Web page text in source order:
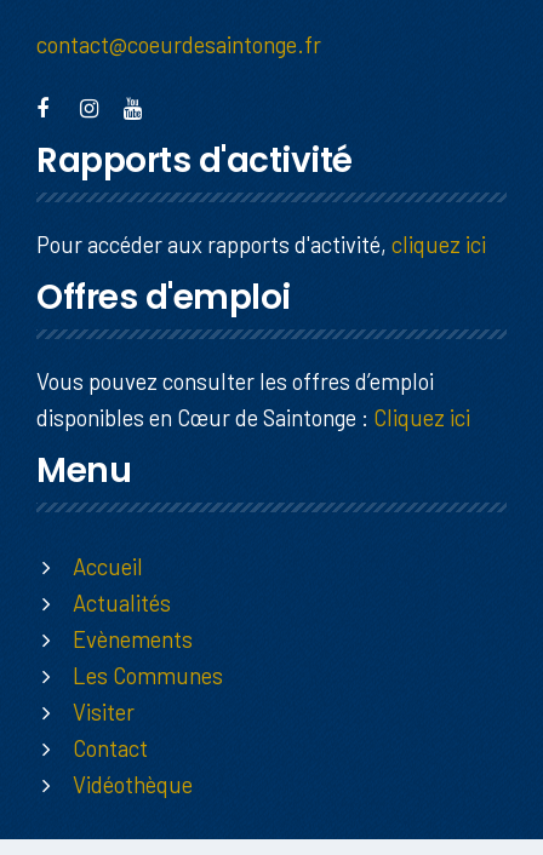
contact@coeurdesaintonge.fr
Rapports d'activité
Pour accéder aux rapports d'activité, cliquez ici
Offres d'emploi
Vous pouvez consulter les offres d’emploi
disponibles en Cœur de Saintonge : Cliquez ici
Menu
Accueil
Actualités
Evènements
Les Communes
Visiter
Contact
Vidéothèque